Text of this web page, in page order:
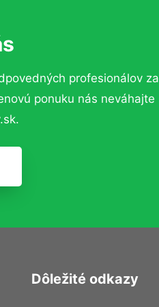
profesionálov za
ponuku nás neváhajte
Dôležité odkazy